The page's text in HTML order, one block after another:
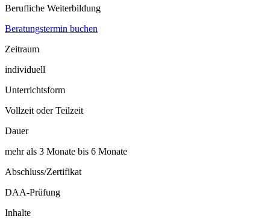
Berufliche Weiterbildung
Beratungstermin buchen
Zeitraum
individuell
Unterrichtsform
Vollzeit oder Teilzeit
Dauer
mehr als 3 Monate bis 6 Monate
Abschluss/Zertifikat
DAA-Prüfung
Inhalte